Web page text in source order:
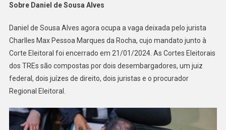
Sobre Daniel de Sousa Alves
Daniel de Sousa Alves agora ocupa a vaga deixada pelo jurista
Charlles Max Pessoa Marques da Rocha, cujo mandato junto à
Corte Eleitoral foi encerrado em 21/01/2024. As Cortes Eleitorais
dos TREs são compostas por dois desembargadores, um juiz
federal, dois juízes de direito, dois juristas e o procurador
Regional Eleitoral.